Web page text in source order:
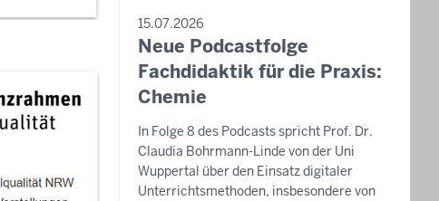
PRESSEMITTEILUNG
15.07.2026
Sonntag,
9.
August
-
09:40
Neue Podcastfolge
Fachdidaktik für die Praxis:
Chemie
In Folge 8 des Podcasts spricht Prof. Dr.
Claudia Bohrmann-Linde von der Uni
Wuppertal über den Einsatz digitaler
Unterrichtsmethoden, insbesondere von